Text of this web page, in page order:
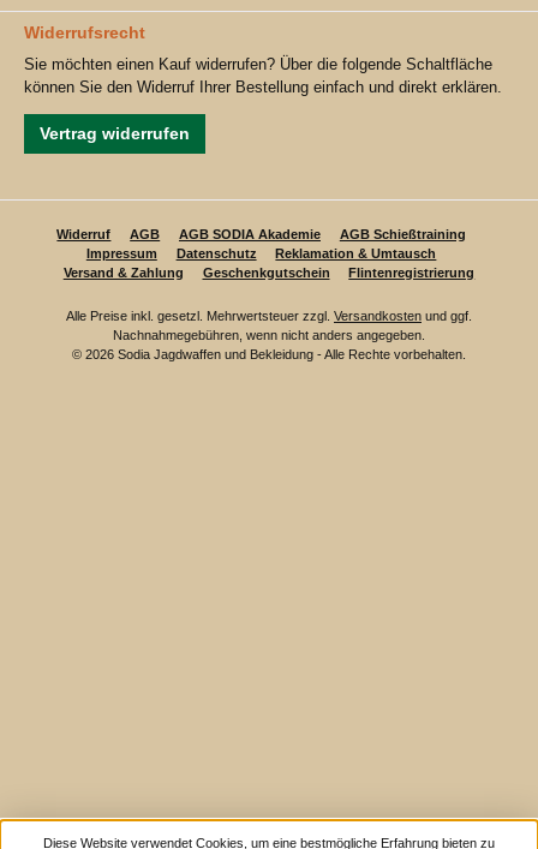
Widerrufsrecht
Sie möchten einen Kauf widerrufen? Über die folgende Schaltfläche
können Sie den Widerruf Ihrer Bestellung einfach und direkt erklären.
Vertrag widerrufen
Widerruf AGB AGB SODIA Akademie
AGB Schießtraining
Impressum
Datenschutz
Reklamation & Umtausch
Versand & Zahlung
Geschenkgutschein Flintenregistrierung
Alle Preise inkl. gesetzl. Mehrwertsteuer zzgl. Versandkosten und ggf.
Nachnahmegebühren, wenn nicht anders angegeben.
© 2026 Sodia Jagdwaffen und Bekleidung - Alle Rechte vorbehalten.
Diese Website verwendet Cookies, um eine bestmögliche Erfahrung bieten zu